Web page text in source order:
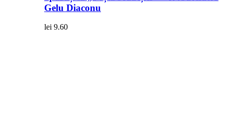
Gelu Diaconu
lei 9.60